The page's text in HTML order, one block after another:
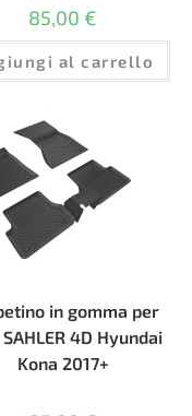
85,00 €
al carrello
in gomma per
4D Hyundai
Kona 2017+